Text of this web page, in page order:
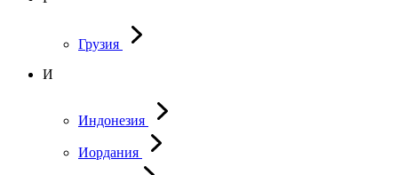
Грузия
И
Индонезия
Иордания